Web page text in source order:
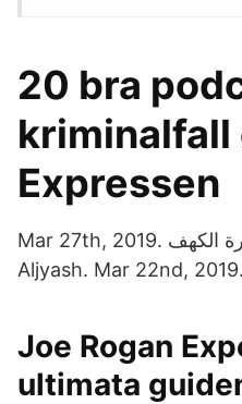
20 bra
kriminalfall
Expressen
Mar 27th, 2019. سورة الكهف Surah Alkahf : Geith
Aljyash. Mar 22nd, 2019.
Joe Rogan
ultimata